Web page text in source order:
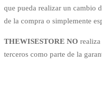
que pueda realizar un cambio
de la compra o simplemente
THEWISESTORE NO
terceros como parte de la